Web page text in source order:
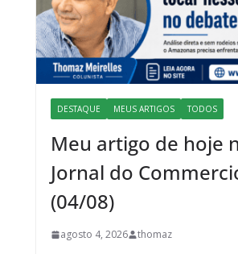
DESTAQUE MEUS ARTIGOS TODOS
Meu artigo de hoje
Jornal do
(04/08)
agosto 4, 2026 thomaz